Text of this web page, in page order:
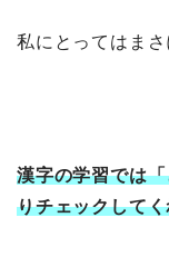
私にとってはまさ
漢字の学習では
りチェックして